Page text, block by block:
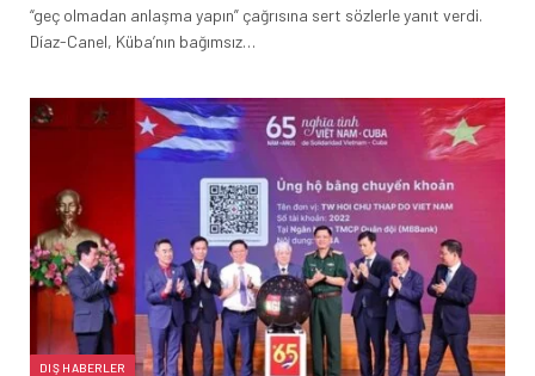
“geç olmadan anlaşma yapın” çağrısına sert sözlerle yanıt verdi.
Díaz-Canel, Küba’nın bağımsız…
DIŞ HABERLER